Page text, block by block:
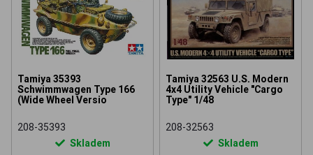
Tamiya 35393
Schwimmwagen Type 166
(Wide Wheel Versio
208-35393
Skladem
Tamiya 32563 U.S. Modern
4x4 Utility Vehicle "Cargo
Type" 1/48
208-32563
Skladem